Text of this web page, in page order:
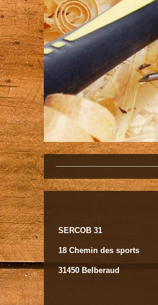
SERCOB 31
18 Chemin des sports
31450 Belberaud